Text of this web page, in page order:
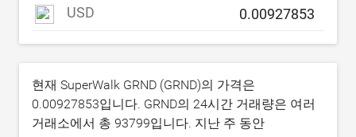
USD
현재 SuperWalk GRND (GRND)의 가격은
0.00927853입니다. GRND의 24시간 거래량은 여러
거래소에서 총 93799입니다. 지난 주 동안